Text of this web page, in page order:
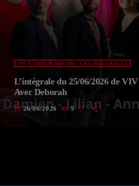
VIV'L'APREM 16H/19H - LES INTÉGRALES
L’intégrale du 25/06/2026 de
Avec Deborah
today 26/06/2026 5